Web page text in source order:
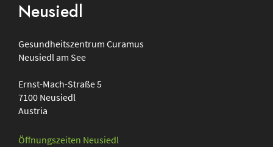
Footer
Neusiedl
Gesundheitszentrum Curamus
Neusiedl am See
Ernst-Mach-Straße 5
7100 Neusiedl
Austria
Öffnungszeiten Neusiedl